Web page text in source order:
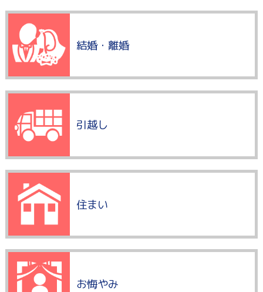
結婚・離婚
引越し
住まい
お悔やみ